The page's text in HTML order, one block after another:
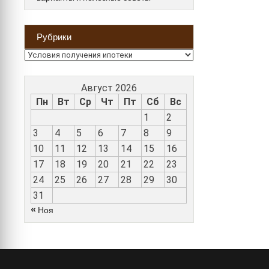
Рубрики
Рубрики
Август 2026
Пн
Вт Ср Чт Пт Сб
Вс
1
2
3
4 5 6 7 8
9
10
11 12 13 14 15
16
17
18 19 20 21 22
23
24
25 26 27 28 29
30
31
« Ноя